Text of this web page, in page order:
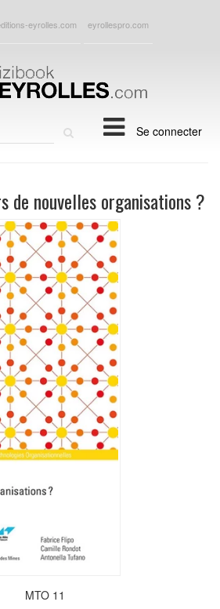
eyrolles.com eyrollespro.com
Se connecter
de nouvelles organisations ?
MTO 11